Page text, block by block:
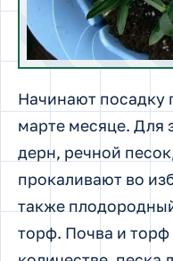
Начинают посадку
марте месяце. Для
дерн, речной
прокаливают во
также
торф. Почва и